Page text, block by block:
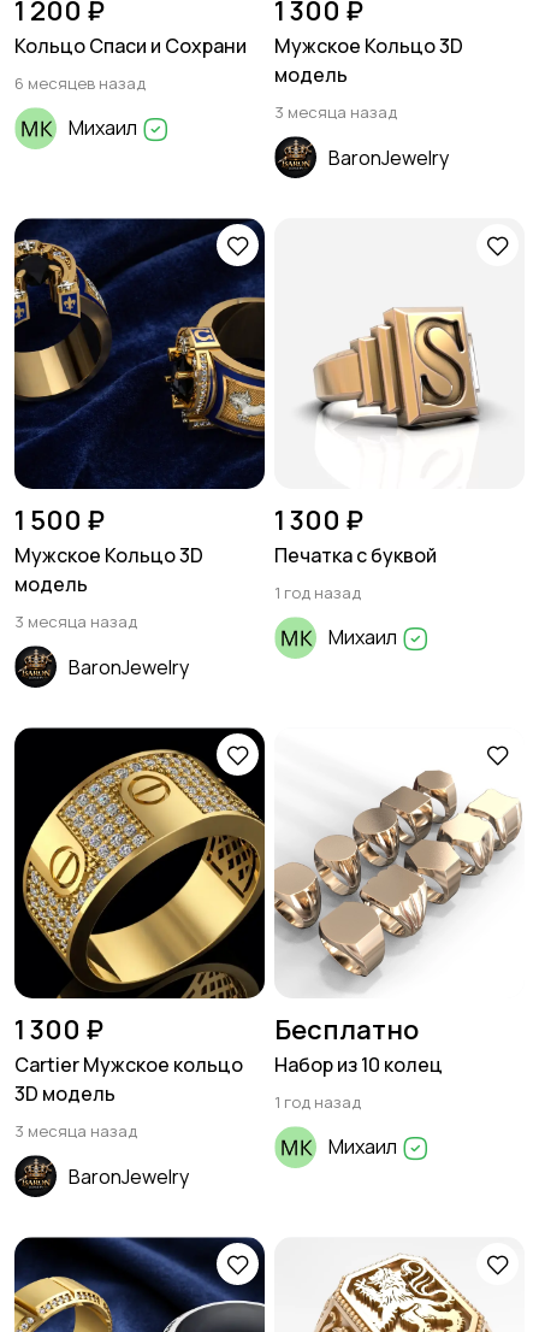
1 200 ₽
Кольцо Спаси и Сохрани
6 месяцев назад
Михаил
1 300 ₽
Мужское Кольцо 3D
модель
3 месяца назад
BaronJewelry
1 500 ₽
Мужское Кольцо 3D
модель
3 месяца назад
BaronJewelry
1 300 ₽
Печатка с буквой
1 год назад
Михаил
1 300 ₽
Cartier Мужское кольцо
3D модель
3 месяца назад
BaronJewelry
Бесплатно
Набор из 10 колец
1 год назад
Михаил